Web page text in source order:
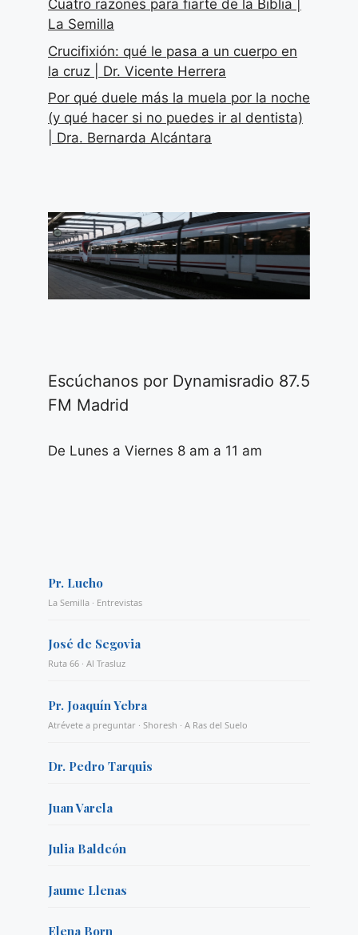
Cuatro razones para fiarte de la Biblia |
La Semilla
Crucifixión: qué le pasa a un cuerpo en
la cruz | Dr. Vicente Herrera
Por qué duele más la muela por la noche
(y qué hacer si no puedes ir al dentista)
| Dra. Bernarda Alcántara
Escúchanos por Dynamisradio 87.5
FM Madrid
De Lunes a Viernes 8 am a 11 am
Pr. Lucho
La Semilla · Entrevistas
José de Segovia
Ruta 66 · Al Trasluz
Pr. Joaquín Yebra
Atrévete a preguntar · Shoresh · A Ras del Suelo
Dr. Pedro Tarquis
Juan Varela
Julia Baldeón
Jaume Llenas
Elena Born